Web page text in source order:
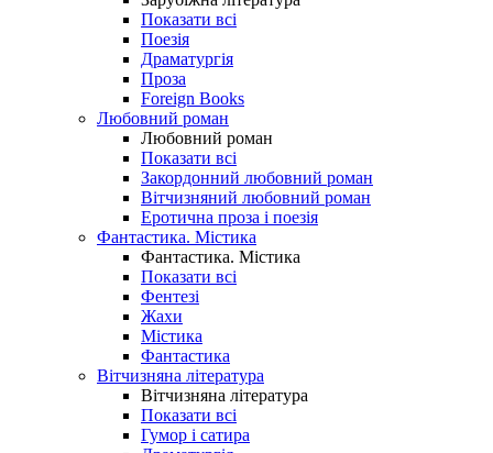
Показати всі
Поезія
Драматургія
Проза
Foreign Books
Любовний роман
Любовний роман
Показати всі
Закордонний любовний роман
Вітчизняний любовний роман
Еротична проза і поезія
Фантастика. Містика
Фантастика. Містика
Показати всі
Фентезі
Жахи
Містика
Фантастика
Вітчизняна література
Вітчизняна література
Показати всі
Гумор і сатира